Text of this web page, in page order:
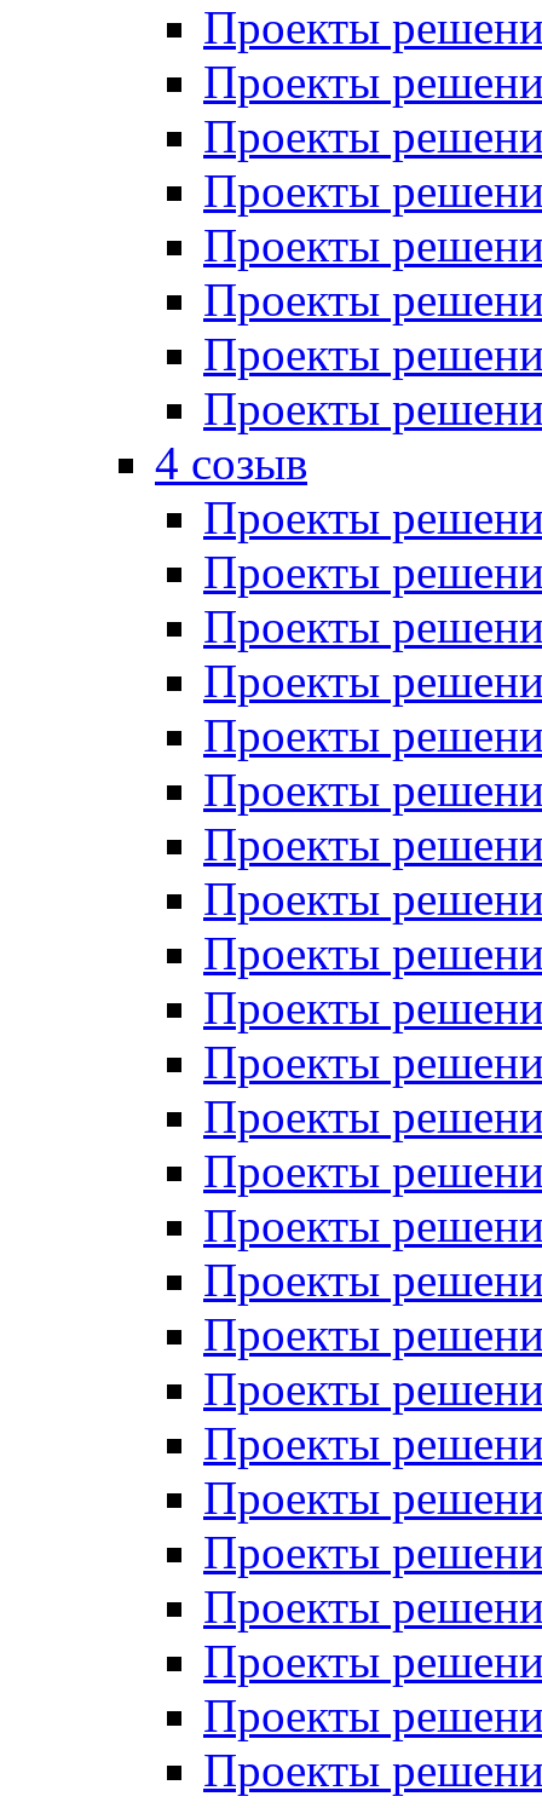
Проекты
Проекты
Проекты
Проекты
Проекты
Проекты
Проекты
Проекты
4 созыв
Проекты
Проекты
Проекты
Проекты
Проекты
Проекты
Проекты
Проекты
Проекты
Проекты
Проекты
Проекты
Проекты
Проекты
Проекты
Проекты
Проекты
Проекты
Проекты
Проекты
Проекты
Проекты
Проекты
Проекты